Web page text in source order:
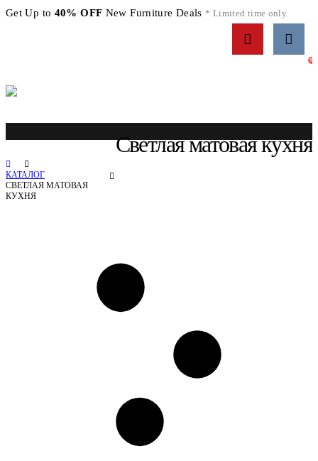
Get Up to 40% OFF New Furniture Deals * Limited time only.
0
Светлая матовая кухня
КАТАЛОГ
СВЕТЛАЯ МАТОВАЯ
КУХНЯ